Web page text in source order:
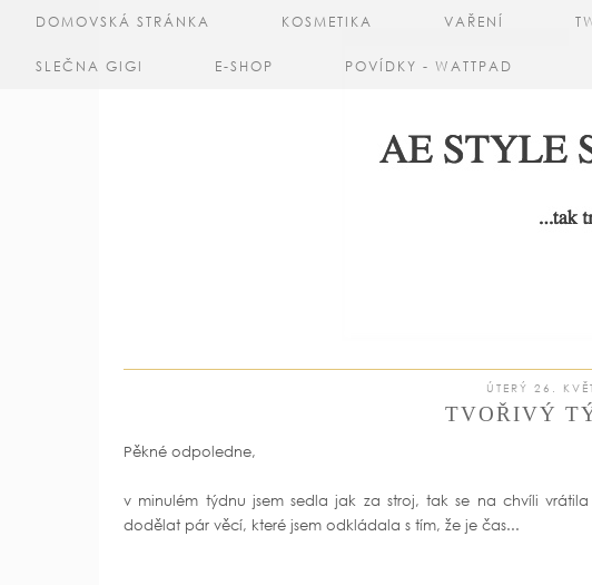
DOMOVSKÁ STRÁNKA KOSMETIKA VAŘENÍ
SLEČNA GIGI E-SHOP POVÍDKY - WATTPAD
ÚTERÝ 26.
TVOŘIVÝ
Pěkné odpoledne,
v minulém týdnu jsem sedla jak za stroj, tak se na chvíli
dodělat pár věcí, které jsem odkládala s tím, že je čas...